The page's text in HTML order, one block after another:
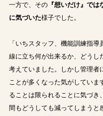
一方で、その 『想いだけ』で
に気づいた様子でした。
「いちスタッフ、機能訓練指
線に立ち何が出来るか、どうし
考えていました。しかし管理者
ことが多くなった気がしてい
ることは限られることに気づ
間もどうしても減ってしまうと